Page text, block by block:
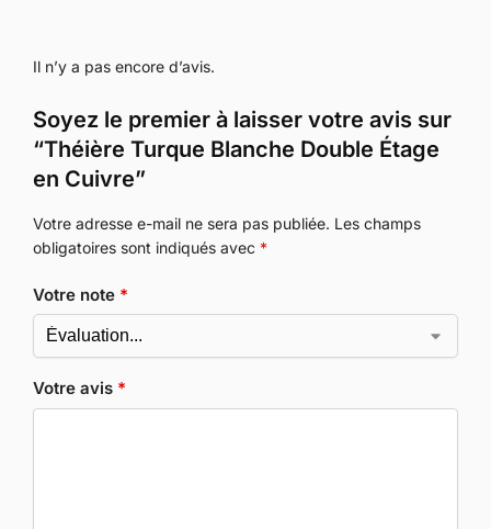
Il n’y a pas encore d’avis.
Soyez le premier à laisser votre avis sur
“Théière Turque Blanche Double Étage
en Cuivre”
Votre adresse e-mail ne sera pas publiée. Les champs
obligatoires sont indiqués avec *
Votre note *
Votre avis *